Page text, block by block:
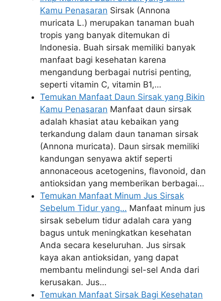
Kamu Penasaran Sirsak (Annona
muricata L.) merupakan tanaman buah
tropis yang banyak ditemukan di
Indonesia. Buah sirsak memiliki banyak
manfaat bagi kesehatan karena
mengandung berbagai nutrisi penting,
seperti vitamin C, vitamin B1,…
Temukan Manfaat Daun Sirsak yang Bikin
Kamu Penasaran Manfaat daun sirsak
adalah khasiat atau kebaikan yang
terkandung dalam daun tanaman sirsak
(Annona muricata). Daun sirsak memiliki
kandungan senyawa aktif seperti
annonaceous acetogenins, flavonoid, dan
antioksidan yang memberikan berbagai…
Temukan Manfaat Minum Jus Sirsak
Sebelum Tidur yang… Manfaat minum jus
sirsak sebelum tidur adalah cara yang
bagus untuk meningkatkan kesehatan
Anda secara keseluruhan. Jus sirsak
kaya akan antioksidan, yang dapat
membantu melindungi sel-sel Anda dari
kerusakan. Jus…
Temukan Manfaat Sirsak Bagi Kesehatan